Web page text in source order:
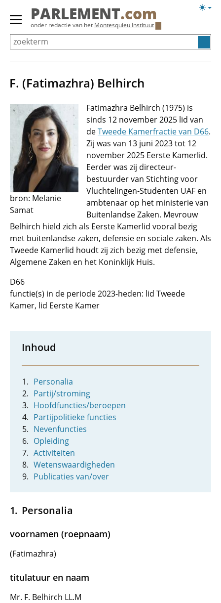
Overslaan
Primair
menu
tonen/verbergen
PARLEMENT.com
onder redactie van het Montesquieu Instituut
F. (Fatimazhra) Belhirch
bron: Melanie
Samat
Fatimazhra Belhirch (1975) is
sinds 12 november 2025 lid van
deTweede Kamerfractie van D66.
Zij was van 13 juni 2023 tot 12
november 2025 Eerste Kamerlid.
Eerder was zij directeur-
bestuurder van Stichting voor
Vluchtelingen-Studenten UAF en
ambtenaar op het ministerie van
Buitenlandse Zaken. Mevrouw
Belhirch hield zich als Eerste Kamerlid vooral bezig
met buitenlandse zaken, defensie en sociale zaken. Als
Tweede Kamerlid houdt zij zich bezig met defensie,
Algemene Zaken en het Koninklijk Huis.
D66
functie(s) in de periode 2023-heden: lid Tweede
Kamer, lid Eerste Kamer
Inhoud
Personalia
Partij/stroming
Hoofdfuncties/beroepen
Partijpolitieke functies
Nevenfuncties
Opleiding
Activiteiten
Wetenswaardigheden
Publicaties van/over
Personalia
voornamen (roepnaam)
(Fatimazhra)
titulatuur en naam
Mr. F. Belhirch LL.M